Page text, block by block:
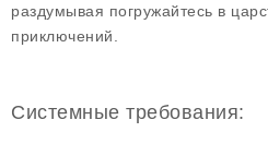
раздумывая погружайтесь в
приключений.
Системные требования: